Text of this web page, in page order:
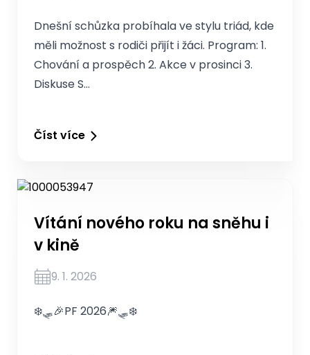
Dnešní schůzka probíhala ve stylu triád, kde
měli možnost s rodiči přijít i žáci. Program: 1.
Chování a prospěch 2. Akce v prosinci 3.
Diskuse S…
Číst více
Vítání nového roku na sněhu i
v kině
9. 1. 2026
❄️🛷🎉PF 2026🎆🛷❄️